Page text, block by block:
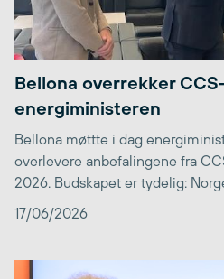
Bellona overrekker
energiministeren
Bellona møttte i dag
overlevere anbefalingene fra
2026. Budskapet er tydelig:
17/06/2026